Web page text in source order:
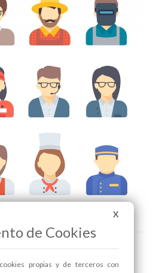
en Facebook X
de Cookies
propias y de terceros con